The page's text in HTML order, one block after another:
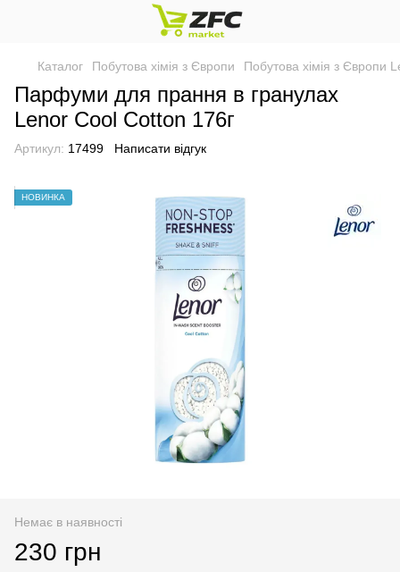
Каталог Побутова хімія з Європи Побутова хімія з Європи
Парфуми для прання в гранулах
Lenor Cool Cotton 176г
Артикул: 17499 Написати відгук
НОВИНКА
Немає в наявності
230 грн